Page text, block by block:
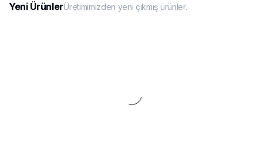
Yeni ÜrünlerÜretimimizden yeni çıkmış ürünler.